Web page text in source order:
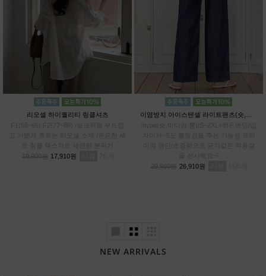
리오셀 하이퀄리티 링클셔츠
F1(55~66),F2(77~88) /실크처럼 부드럽
고 가볍게 흐르는 리오셀 소재 /은은한 세
로 링클 텍스처로 세련된 분위기
19,900원 17,910원
3type(숏,미디엄,롱)/S~2XL+히든밴딩/입
자마자 -5도 쿨링감을 주는 기능성 프리
을 선사해요~!
29,900원 26,910원
NEW ARRIVALS